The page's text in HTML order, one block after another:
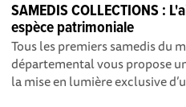
SAMEDIS COLLECTIONS :
espèce patrimoniale
Tous les premiers samedis du
départemental vous propose
la mise en lumière exclusive